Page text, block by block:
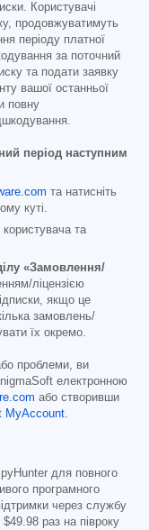
Користувачі
продовжуватимуть
періоду платної
за поточний
та подати заявку
вашої останньої
повну
період наступним
та натисніть
куті.
користувача та
«Замовлення/
ліцензією
якщо це
замовлень/
їх окремо.
проблеми, ви
електронною
або створивши
MyAccount.
для повного
програмного
через службу
$49.98 раз на півроку